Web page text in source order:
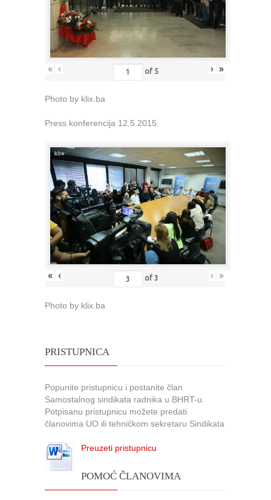
« ‹ of 5 › »
Photo by klix.ba
Press konferencija 12.5.2015.
« ‹ of 3 › »
Photo by klix.ba
PRISTUPNICA
Popunite pristupnicu i postanite član
Samostalnog sindikata radnika u BHRT-u.
Potpisanu pristupnicu možete predati
članovima UO ili tehničkom sekretaru Sindikata
Preuzeti pristupnicu
POMOĆ ČLANOVIMA